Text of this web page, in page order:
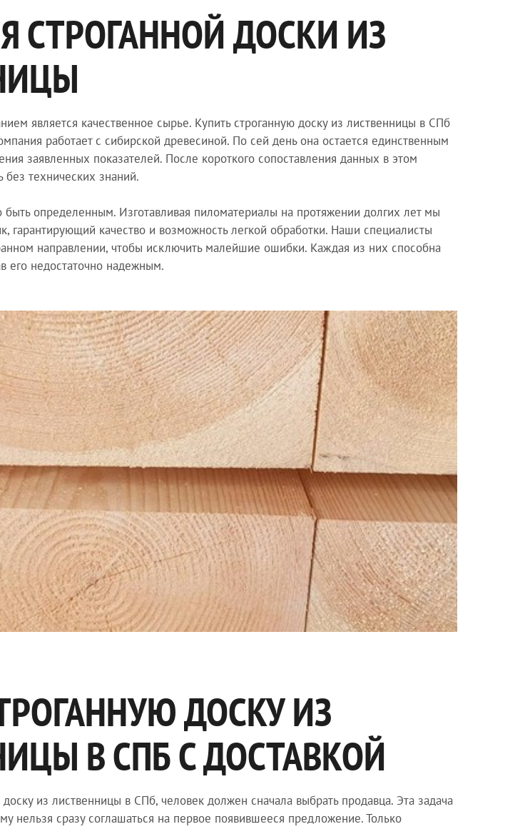
СТРОГАННОЙ ДОСКИ ИЗ
является качественное сырье. Купить строганную доску из лиственницы в СПб
работает с сибирской древесиной. По сей день она остается единственным
заявленных показателей. После короткого сопоставления данных в этом
технических знаний.
определенным. Изготавливая пиломатериалы на протяжении долгих лет мы
гарантирующий качество и возможность легкой обработки. Наши специалисты
направлении, чтобы исключить малейшие ошибки. Каждая из них способна
его недостаточно надежным.
ДОСКУ ИЗ
В СПБ С ДОСТАВКОЙ
из лиственницы в СПб, человек должен сначала выбрать продавца. Эта задача
нельзя сразу соглашаться на первое появившееся предложение. Только